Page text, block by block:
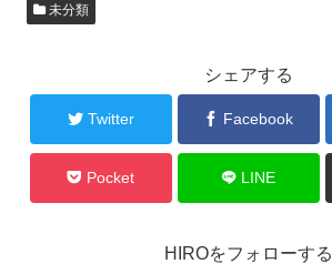
未分類
シェアする
Twitter Facebook
Pocket LINE
HIROをフォローする